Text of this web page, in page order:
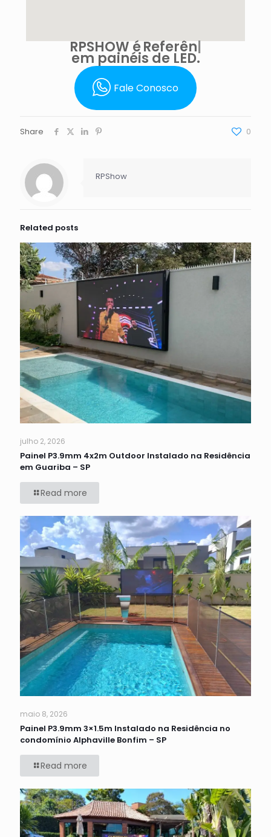
RPSHOW éReferência
em painéis de LED.
Fale Conosco
Share 0
RPShow
Related posts
julho 2, 2026
Painel P3.9mm 4x2m Outdoor Instalado na Residência
em Guariba – SP
Read more
maio 8, 2026
Painel P3.9mm 3×1.5m Instalado na Residência no
condomínio Alphaville Bonfim – SP
Read more